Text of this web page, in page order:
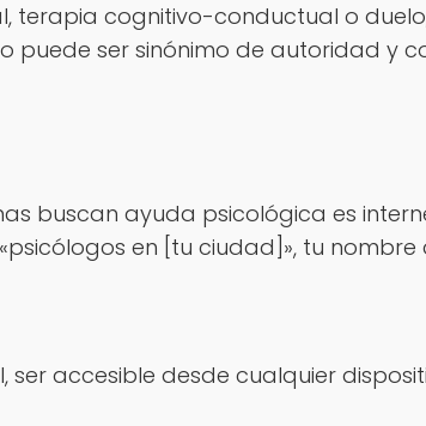
terapia cognitivo-conductual o
puede ser sinónimo de autoridad y
buscan ayuda psicológica es
en [tu ciudad]», tu
ser accesible desde cualquier